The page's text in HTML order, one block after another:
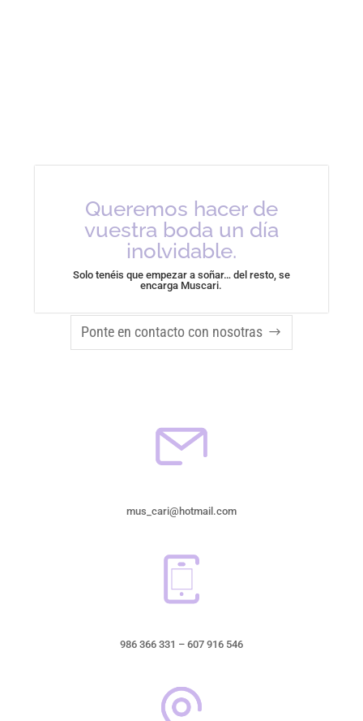
Queremos hacer de
vuestra boda un día
inolvidable.
Solo tenéis que empezar a soñar… del resto, se
encarga Muscari.
Ponte en contacto con nosotras
mus_cari@hotmail.com
986 366 331 – 607 916 546